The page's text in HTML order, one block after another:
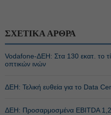
ΣΧΕΤΙΚΑ ΑΡΘΡΑ
Vodafone-ΔΕΗ: Στα 130 εκατ. το
οπτικών ινών
ΔΕΗ: Τελική ευθεία για το Data
ΔΕΗ: Προσαρμοσμένα EBITDA